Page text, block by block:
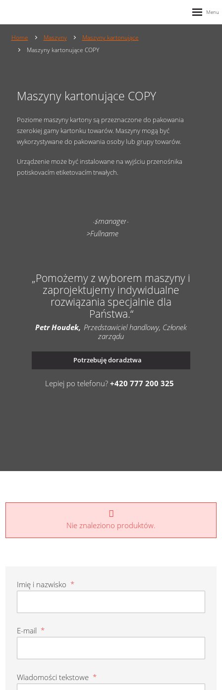
Home Maszyny
Maszyny kartonujące
Maszyny kartonujące COPY
Maszyny kartonujące COPY
Poziome maszyny kartony są przeznaczone do pakowania
szerokiej gamy kartonku towarów. Maszyny mogą być
wykorzystywane do pakowania osoby lub grupy towarów.
Urządzenie może być instalowane na wyjściu przenośnika
potiskovacím etiketovacím trwałych.
Pomożemy z wyborem maszyny i
zaprojektujemy indywidualne
rozwiązania specjalnie dla
Państwa.
Petr Houdek Przedstawiciel handlowy, Członek
zarządu
Potrzebuję doradztwa
Lepiej po telefonu? +420 777 200 325
Nie znaleziono produktów.
Imię i nazwisko *
E-mail *
Wiadomości tekstowe *